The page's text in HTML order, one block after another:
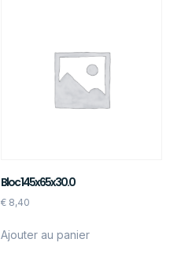
Bloc 145x65x30.0
€8,40
Ajouter au panier